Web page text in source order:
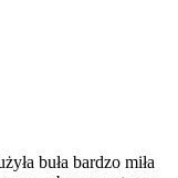
buła bardzo miła